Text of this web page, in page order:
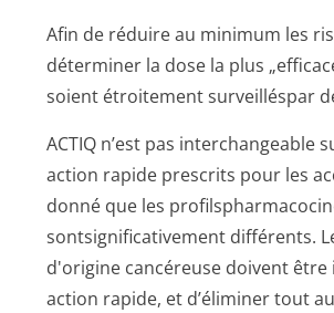
Afin de réduire au minimum les
déterminer la dose la plus
soient étroitement surveilléspar
ACTIQ n’est pas interchangeable
action rapide prescrits pour les
donné que les
sontsignifica­tivement différents.
d'origine cancéreuse doivent
action rapide, et d’éliminer tout